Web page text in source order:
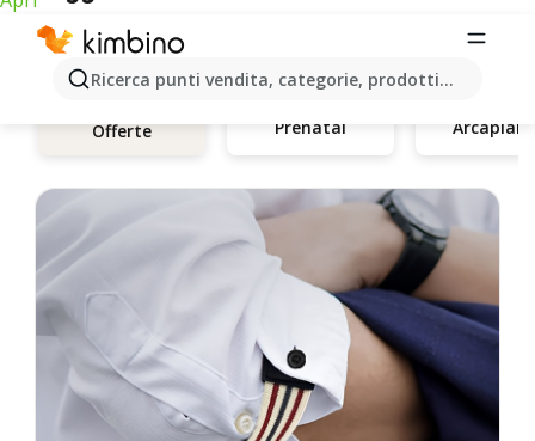
Ricerca punti vendita, categorie, prodotti...
Offerte Prenatal